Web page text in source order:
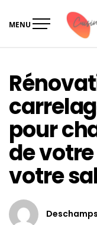
MENU
pour
de
votre
Deschamps